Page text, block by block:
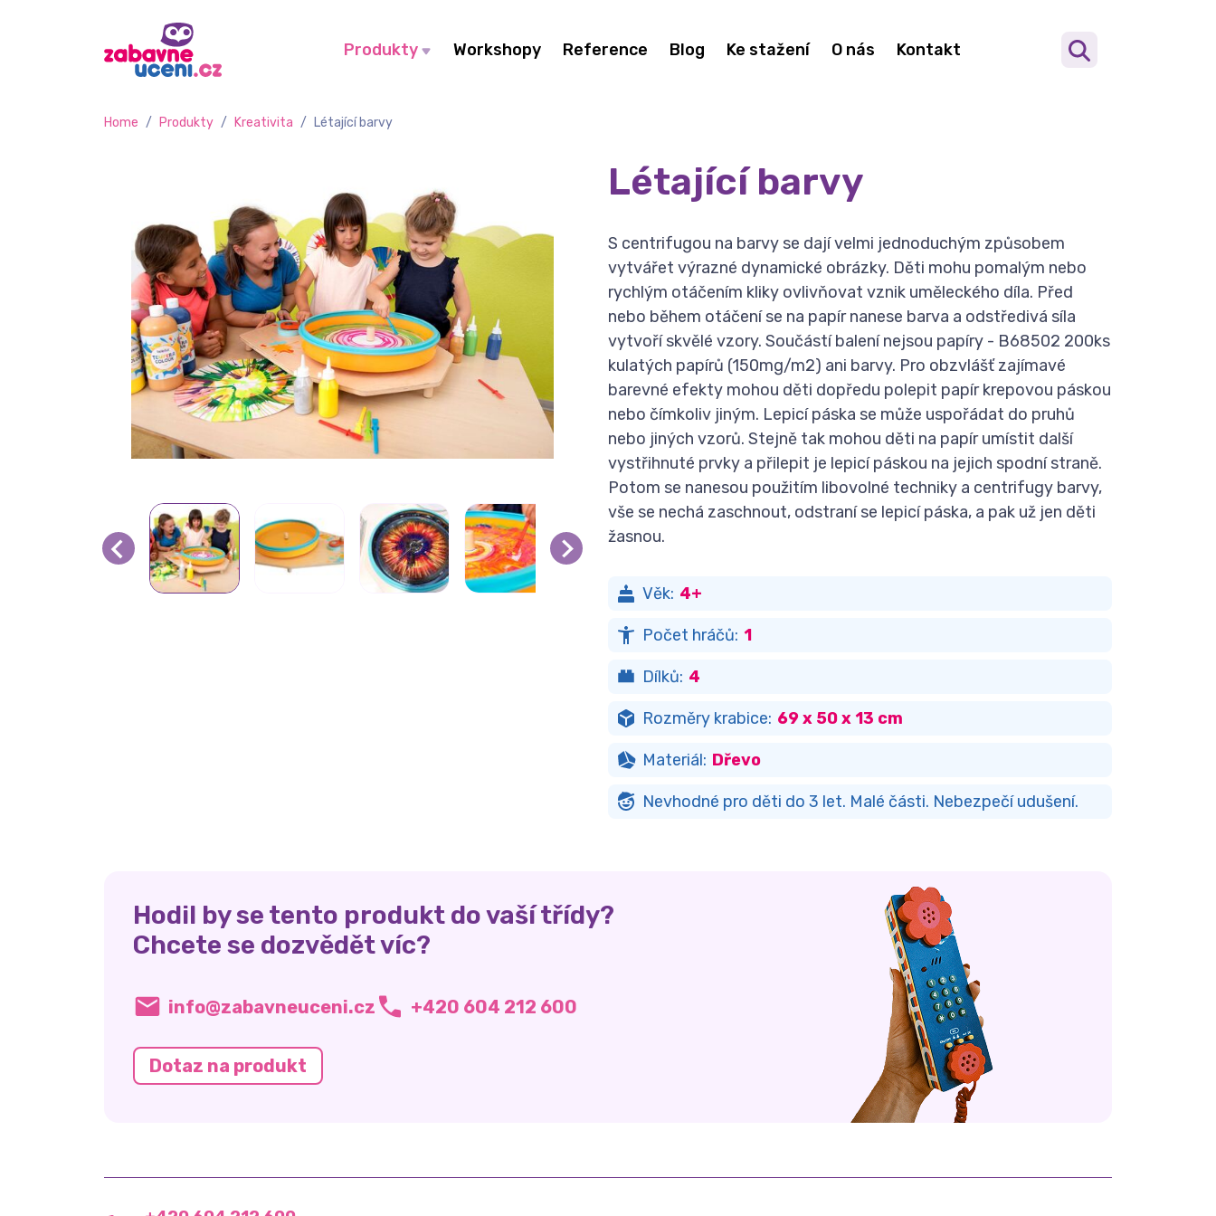
Produkty Workshopy Reference Blog Ke stažení O nás Kontakt
Home / Produkty / Kreativita / Létající barvy
Létající barvy
S centrifugou na barvy se dají velmi jednoduchým způsobem
vytvářet výrazné dynamické obrázky. Děti mohu pomalým nebo
rychlým otáčením kliky ovlivňovat vznik uměleckého díla. Před
nebo během otáčení se na papír nanese barva a odstředivá síla
vytvoří skvělé vzory. Součástí balení nejsou papíry - B68502 200ks
kulatých papírů (150mg/m2) ani barvy. Pro obzvlášť zajímavé
barevné efekty mohou děti dopředu polepit papír krepovou páskou
nebo čímkoliv jiným. Lepicí páska se může uspořádat do pruhů
nebo jiných vzorů. Stejně tak mohou děti na papír umístit další
vystřihnuté prvky a přilepit je lepicí páskou na jejich spodní straně.
Potom se nanesou použitím libovolné techniky a centrifugy barvy,
vše se nechá zaschnout, odstraní se lepicí páska, a pak už jen děti
žasnou.
Věk: 4+
Počet hráčů: 1
Dílků: 4
Rozměry krabice: 69 x 50 x 13 cm
Materiál: Dřevo
Nevhodné pro děti do 3 let. Malé části. Nebezpečí udušení.
Hodil by se tento produkt do vaší třídy?
Chcete se dozvědět víc?
info@zabavneuceni.cz +420 604 212 600
Dotaz na produkt